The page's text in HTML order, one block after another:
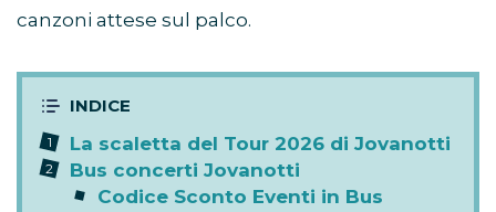
canzoni attese sul palco.
La scaletta del Tour 2026 di Jovanotti
Bus concerti Jovanotti
Codice Sconto Eventi in Bus